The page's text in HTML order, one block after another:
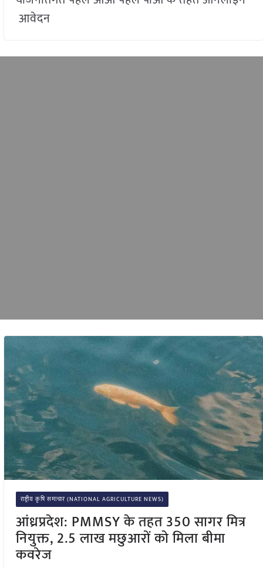
आवेदन
राष्ट्रीय कृषि समाचार (NATIONAL AGRICULTURE NEWS)
आंध्रप्रदेश: PMMSY के तहत 350 सागर मित्र
नियुक्त, 2.5 लाख मछुआरों को मिला बीमा
कवरेज